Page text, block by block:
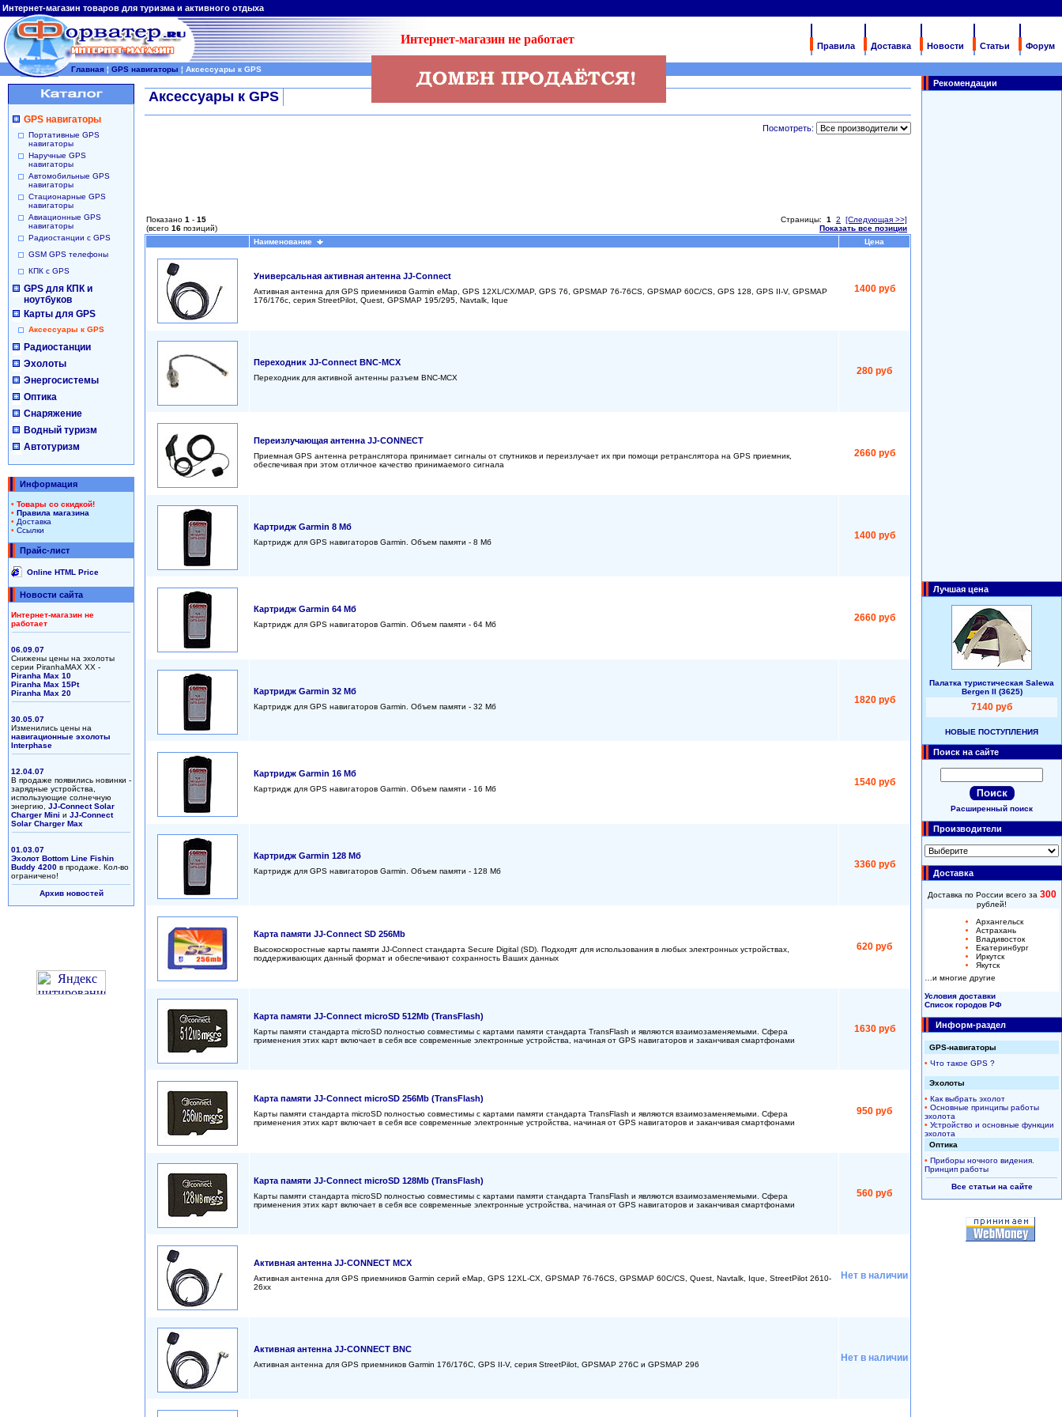
Интернет-магазин товаров для туризма и активного отдыха
Интернет-магазин не работает Правила Доставка Новости Статьи Форум
Главная ¦ GPS навигаторы ¦ Аксессуары к GPS
Рекомендации
Лучшая цена
Палатка туристическая Salewa
Bergen II (3625)
7140 руб
НОВЫЕ ПОСТУПЛЕНИЯ
Поиск на сайте
Расширенный поиск
Производители
Доставка
Доставка по России всего за 300
рублей!
Архангельск
Астрахань
Владивосток
Екатеринбург
Иркутск
Якутск
…и многие другие
Условия доставки
Список городов РФ
Информ-раздел
GPS-навигаторы
• Что такое GPS ?
Эхолоты
• Как выбрать эхолот
• Основные принципы работы
эхолота
• Устройство и основные функции
эхолота
Оптика
• Приборы ночного видения.
Принцип работы
Все статьи на сайте
GPS навигаторы
Портативные GPS
навигаторы
Наручные GPS
навигаторы
Автомобильные GPS
навигаторы
Стационарные GPS
навигаторы
Авиационные GPS
навигаторы
Радиостанции с GPS
GSM GPS телефоны
КПК с GPS
GPS для КПК и
ноутбуков
Карты для GPS
Аксессуары к GPS
Радиостанции
Эхолоты
Энергосистемы
Оптика
Снаряжение
Водный туризм
Автотуризм
Информация
• Товары со скидкой!
• Правила магазина
• Доставка
• Ссылки
Прайс-лист
Online HTML Price
Новости сайта
Интернет-магазин не
работает
06.09.07
Снижены цены на эхолоты
серии PiranhaMAX XX -
Piranha Max 10
Piranha Max 15Pt
Piranha Max 20
30.05.07
Изменились цены на
навигационные эхолоты
Interphase
12.04.07
В продаже появились новинки -
зарядные устройства,
использующие солнечную
энергию, JJ-Connect Solar
Charger Mini и JJ-Connect
Solar Charger Max
01.03.07
Эхолот Bottom Line Fishin
Buddy 4200 в продаже. Кол-во
ограничено!
Архив новостей
Аксессуары к GPS
Посмотреть:
Показано 1 - 15
(всего 16 позиций)
Страницы: 1 2
[Следующая >>]
Показать все позиции
Наименование
Цена
Универсальная активная антенна JJ-Connect
Активная антенна для GPS приемников Garmin eMap, GPS 12XL/CX/MAP, GPS 76, GPSMAP 76-76CS, GPSMAP 60C/CS, GPS 128, GPS II-V, GPSMAP
176/176c, серия StreetPilot, Quest, GPSMAP 195/295, Navtalk, Ique
1400 руб
Переходник JJ-Connect BNC-MCX
Переходник для активной антенны разъем BNC-MCX
280 руб
Переизлучающая антенна JJ-CONNECT
Приемная GPS антенна ретранслятора принимает сигналы от спутников и переизлучает их при помощи ретранслятора на GPS приемник,
обеспечивая при этом отличное качество принимаемого сигнала
2660 руб
Картридж Garmin 8 Мб
Картридж для GPS навигаторов Garmin. Объем памяти - 8 Мб
1400 руб
Картридж Garmin 64 Мб
Картридж для GPS навигаторов Garmin. Объем памяти - 64 Мб
2660 руб
Картридж Garmin 32 Мб
Картридж для GPS навигаторов Garmin. Объем памяти - 32 Мб
1820 руб
Картридж Garmin 16 Мб
Картридж для GPS навигаторов Garmin. Объем памяти - 16 Мб
1540 руб
Картридж Garmin 128 Мб
Картридж для GPS навигаторов Garmin. Объем памяти - 128 Мб
3360 руб
Карта памяти JJ-Connect SD 256Mb
Высокоскоростные карты памяти JJ-Connect стандарта Secure Digital (SD). Подходят для использования в любых электронных устройствах,
поддерживающих данный формат и обеспечивают сохранность Ваших данных
620 руб
Карта памяти JJ-Connect microSD 512Mb (TransFlash)
Карты памяти стандарта microSD полностью совместимы с картами памяти стандарта TransFlash и являются взаимозаменяемыми. Сфера
применения этих карт включает в себя все современные электронные устройства, начиная от GPS навигаторов и заканчивая смартфонами
1630 руб
Карта памяти JJ-Connect microSD 256Mb (TransFlash)
Карты памяти стандарта microSD полностью совместимы с картами памяти стандарта TransFlash и являются взаимозаменяемыми. Сфера
применения этих карт включает в себя все современные электронные устройства, начиная от GPS навигаторов и заканчивая смартфонами
950 руб
Карта памяти JJ-Connect microSD 128Mb (TransFlash)
Карты памяти стандарта microSD полностью совместимы с картами памяти стандарта TransFlash и являются взаимозаменяемыми. Сфера
применения этих карт включает в себя все современные электронные устройства, начиная от GPS навигаторов и заканчивая смартфонами
560 руб
Активная антенна JJ-CONNECT MCX
Активная антенна для GPS приемников Garmin серий eMap, GPS 12XL-CX, GPSMAP 76-76CS, GPSMAP 60C/CS, Quest, Navtalk, Ique, StreetPilot 2610-
26xx
Нет в наличии
Активная антенна JJ-CONNECT BNC
Активная антенна для GPS приемников Garmin 176/176C, GPS II-V, серия StreetPilot, GPSMAP 276С и GPSMAP 296
Нет в наличии